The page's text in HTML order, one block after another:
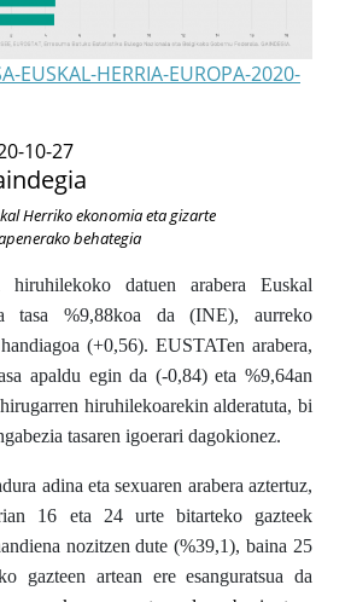
EUSKAL-HERRIA-EUROPA-2020-
10-27
Herriko ekonomia eta gizarte
behategia
hiruhilekoko datuen arabera Euskal
tasa %9,88koa da (INE), aurreko
(+0,56). EUSTATen arabera,
apaldu egin da (-0,84) eta %9,64an
hiruhilekoarekin alderatuta, bi
tasaren igoerari dagokionez.
adina eta sexuaren arabera aztertuz,
16 eta 24 urte bitarteko gazteek
nozitzen dute (%39,1), baina 25
gazteen artean ere esanguratsua da